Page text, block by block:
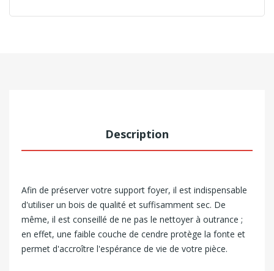
Description
Afin de préserver votre support foyer, il est indispensable
d'utiliser un bois de qualité et suffisamment sec. De
même, il est conseillé de ne pas le nettoyer à outrance ;
en effet, une faible couche de cendre protège la fonte et
permet d'accroître l'espérance de vie de votre pièce.